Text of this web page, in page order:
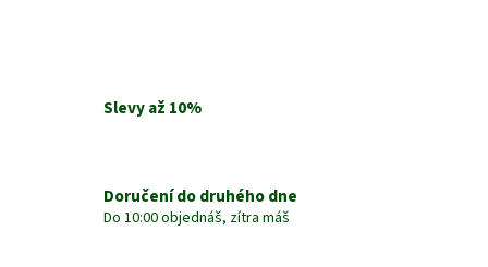
Slevy až 10%
Doručení do druhého dne
Do 10:00 objednáš, zítra máš